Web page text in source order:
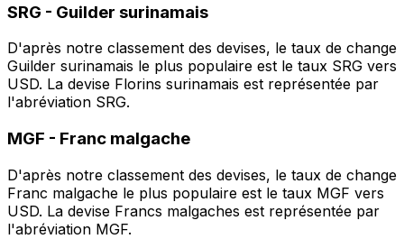
SRG - Guilder surinamais
D'après notre classement des devises, le taux de change
Guilder surinamais le plus populaire est le taux SRG vers
USD. La devise Florins surinamais est représentée par
l'abréviation SRG.
MGF - Franc malgache
D'après notre classement des devises, le taux de change
Franc malgache le plus populaire est le taux MGF vers
USD. La devise Francs malgaches est représentée par
l'abréviation MGF.